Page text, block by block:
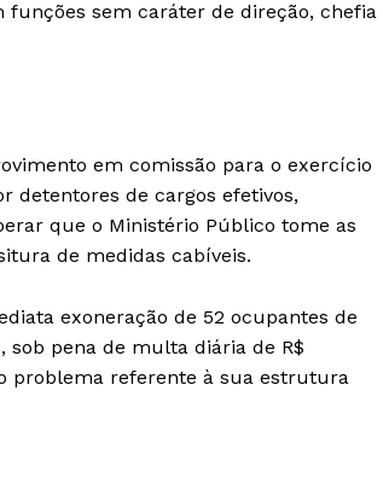
funções sem caráter de direção, chefia
em comissão para o exercício
detentores de cargos efetivos,
que o Ministério Público tome as
de medidas cabíveis.
exoneração de 52 ocupantes de
sob pena de multa diária de R$
problema referente à sua estrutura